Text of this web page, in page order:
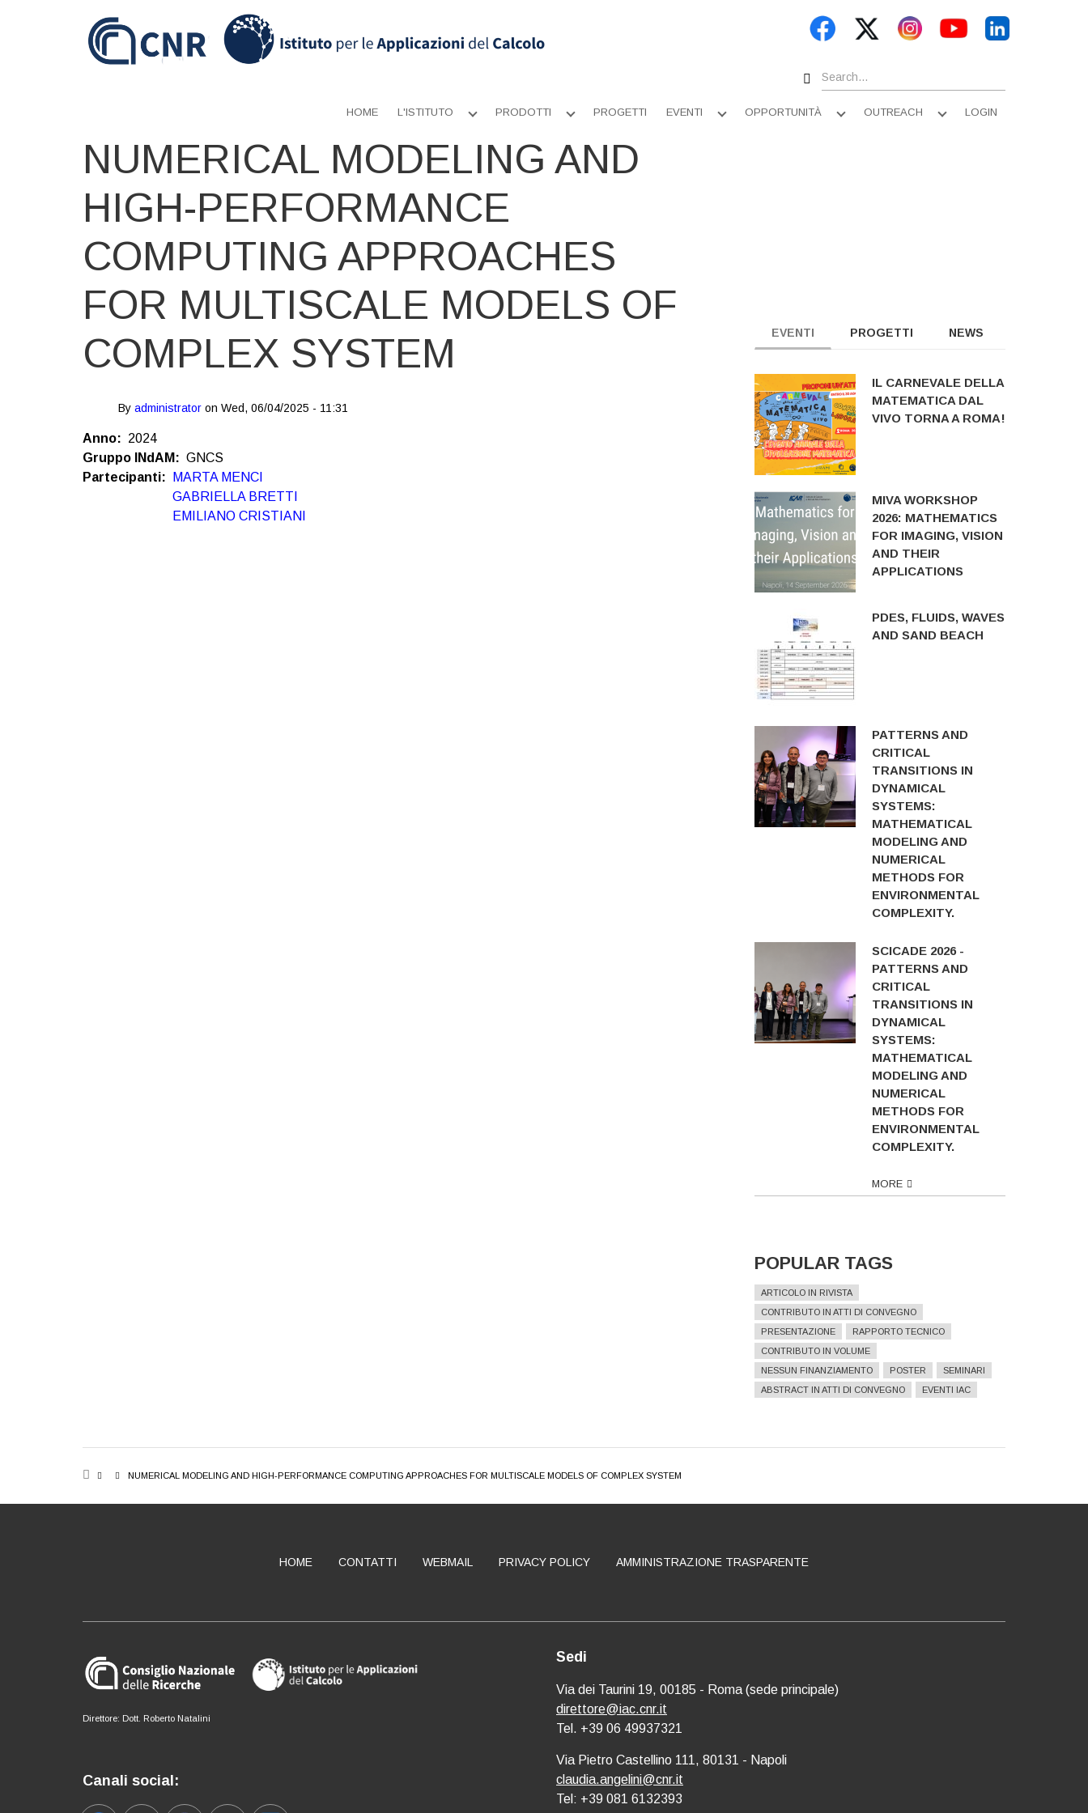
Search
HOME L'ISTITUTO
Apri
PRODOTTI
Apri
PROGETTI EVENTI
Apri
OPPORTUNITÀ
Apri
OUTREACH
Apri
LOGIN
NUMERICAL MODELING AND
HIGH-PERFORMANCE
COMPUTING APPROACHES
FOR MULTISCALE MODELS OF
COMPLEX SYSTEM
By administrator on Wed, 06/04/2025 - 11:31
Anno
2024
Gruppo INdAM
GNCS
Partecipanti
MARTA MENCI
GABRIELLA BRETTI
EMILIANO CRISTIANI
EVENTI PROGETTI NEWS
IL CARNEVALE DELLA
MATEMATICA DAL
VIVO TORNA A ROMA!
MIVA WORKSHOP
2026: MATHEMATICS
FOR IMAGING, VISION
AND THEIR
APPLICATIONS
PDES, FLUIDS, WAVES
AND SAND BEACH
PATTERNS AND
CRITICAL
TRANSITIONS IN
DYNAMICAL
SYSTEMS:
MATHEMATICAL
MODELING AND
NUMERICAL
METHODS FOR
ENVIRONMENTAL
COMPLEXITY.
SCICADE 2026 -
PATTERNS AND
CRITICAL
TRANSITIONS IN
DYNAMICAL
SYSTEMS:
MATHEMATICAL
MODELING AND
NUMERICAL
METHODS FOR
ENVIRONMENTAL
COMPLEXITY.
MORE
POPULAR TAGS
ARTICOLO IN RIVISTA
CONTRIBUTO IN ATTI DI CONVEGNO
PRESENTAZIONE
RAPPORTO TECNICO
CONTRIBUTO IN VOLUME
NESSUN FINANZIAMENTO
POSTER
SEMINARI
ABSTRACT IN ATTI DI CONVEGNO
EVENTI IAC
BREADCRUMB
NUMERICAL MODELING AND HIGH-PERFORMANCE COMPUTING APPROACHES FOR MULTISCALE MODELS OF COMPLEX SYSTEM
HOME CONTATTI WEBMAIL PRIVACY POLICY AMMINISTRAZIONE TRASPARENTE
Direttore: Dott. Roberto Natalini
Canali social:
Sedi
Via dei Taurini 19, 00185 - Roma (sede principale)
direttore@iac.cnr.it
Tel. +39 06 49937321
Via Pietro Castellino 111, 80131 - Napoli
claudia.angelini@cnr.it
Tel: +39 081 6132393